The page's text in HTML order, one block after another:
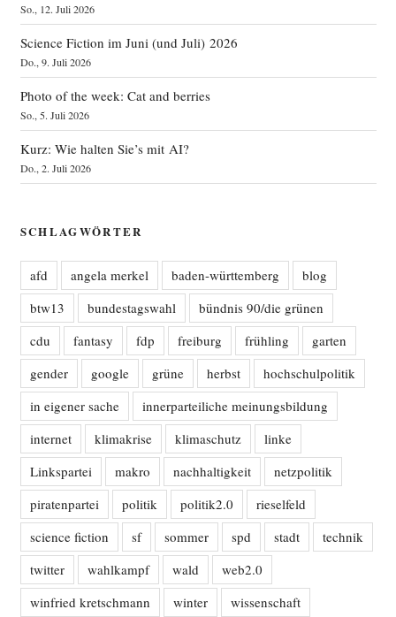
So., 12. Juli 2026
Science Fiction im Juni (und Juli) 2026
Do., 9. Juli 2026
Photo of the week: Cat and berries
So., 5. Juli 2026
Kurz: Wie halten Sie’s mit AI?
Do., 2. Juli 2026
SCHLAGWÖRTER
afd angela merkel baden-württemberg
blog
btw13
bundestagswahl
bündnis 90/die grünen
cdu
fantasy fdp freiburg frühling
garten
gender
google grüne herbst
hochschulpolitik
in eigener sache
innerparteiliche meinungsbildung
internet
klimakrise klimaschutz
linke
Linkspartei
makro nachhaltigkeit
netzpolitik
piratenpartei
politik politik2.0
rieselfeld
science fiction
sf sommer spd stadt
technik
twitter
wahlkampf wald
web2.0
winfried kretschmann
winter wissenschaft